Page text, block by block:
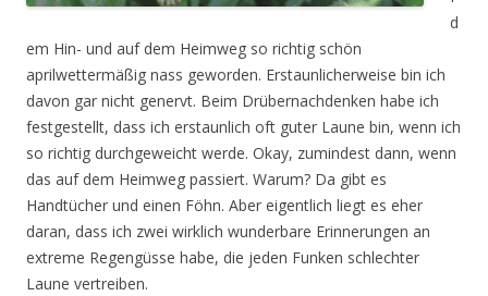
d
em Hin- und auf dem Heimweg so richtig schön
aprilwettermäßig nass geworden. Erstaunlicherweise bin ich
davon gar nicht genervt. Beim Drübernachdenken habe ich
festgestellt, dass ich erstaunlich oft guter Laune bin, wenn ich
so richtig durchgeweicht werde. Okay, zumindest dann, wenn
das auf dem Heimweg passiert. Warum? Da gibt es
Handtücher und einen Föhn. Aber eigentlich liegt es eher
daran, dass ich zwei wirklich wunderbare Erinnerungen an
extreme Regengüsse habe, die jeden Funken schlechter
Laune vertreiben.